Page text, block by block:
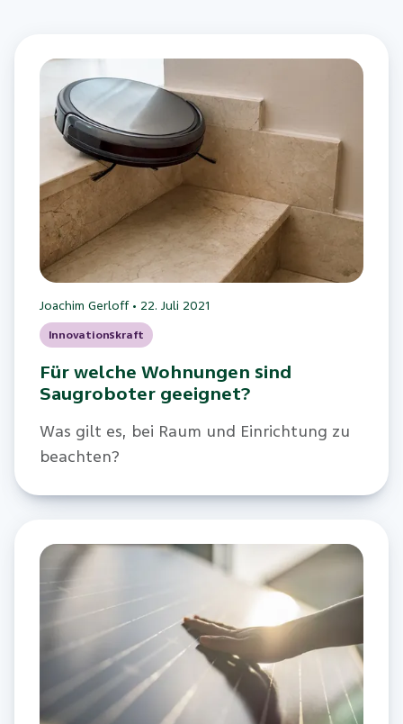
Joachim Gerloff• 22. Juli 2021
Innovationskraft
Für welche Wohnungen sind
Saugroboter geeignet?
Was gilt es, bei Raum und Einrichtung zu
beachten?